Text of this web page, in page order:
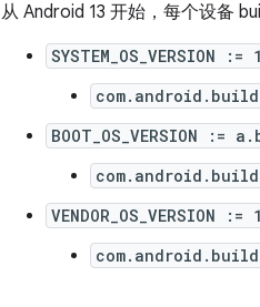
从 Android 13 开始，每个设备
SYSTEM_OS_VERSION
BOOT_OS_VERSION :=
VENDOR_OS_VERSION